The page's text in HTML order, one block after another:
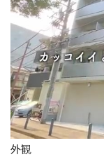
外観